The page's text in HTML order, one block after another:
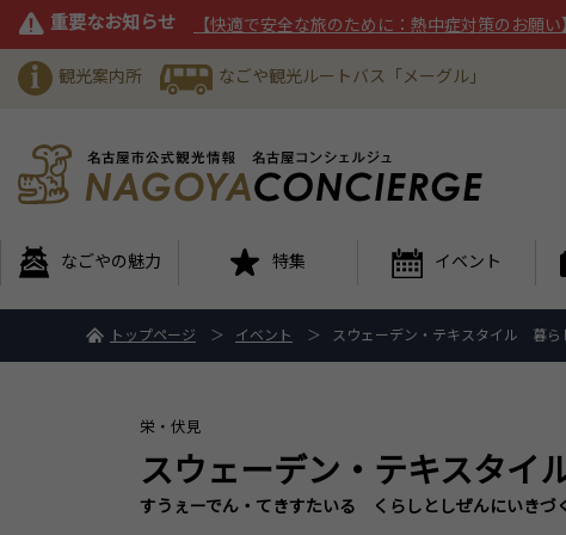
重要なお知らせ 【快適で安全な旅のために：熱中症対策のお願
観光案内所 なごや観光ルートバス「メーグル」
なごやの魅力 特集 イベント
トップページ イベント スウェーデン・テキスタイル 暮ら
栄・伏見
スウェーデン・テキスタ
すうぇーでん・てきすたいる くらしとしぜんにいきづ